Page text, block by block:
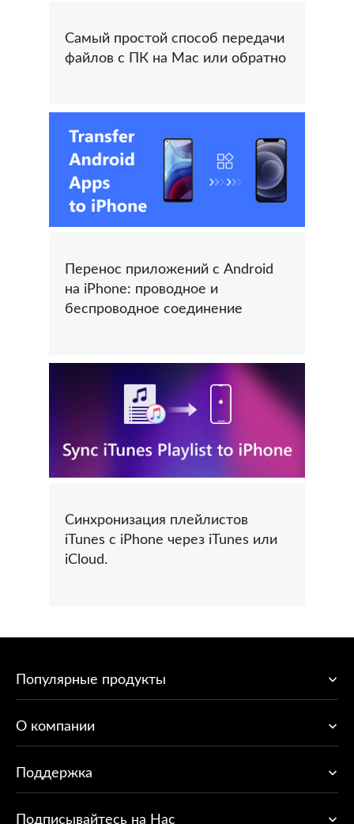
Самый простой способ передачи
файлов с ПК на Mac или обратно
Перенос приложений с Android
на iPhone: проводное и
беспроводное соединение
Синхронизация плейлистов
iTunes с iPhone через iTunes или
iCloud.
Популярные продукты
O компании
Поддержка
Подписывайтесь на Нас